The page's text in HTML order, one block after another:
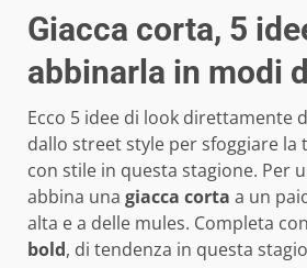
Giacca corta, 5
abbinarla in modi
Ecco 5 idee di look direttamente
dallo street style per sfoggiare la
con stile in questa stagione. Per
abbina una giacca corta a un
alta e a delle mules. Completa
bold, di tendenza in questa